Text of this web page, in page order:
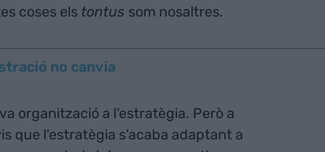
coses els tontus som nosaltres.
no canvia
organització a l’estratègia. Però a
que l'estratègia s'acaba adaptant a